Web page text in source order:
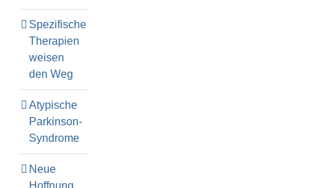
Spezifische
Therapien
weisen
den Weg
Atypische
Parkinson-
Syndrome
Neue
Hoffnung